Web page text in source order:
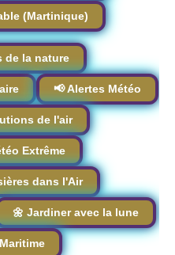
(Martinique)
de la nature
📢 Alertes Météo
de l'air
Extrême
dans l'Air
🌼 Jardiner avec la lune